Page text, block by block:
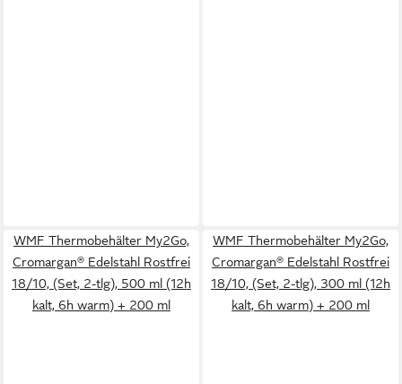
WMF Thermobehälter My2Go,
Cromargan® Edelstahl Rostfrei
18/10, (Set, 2-tlg), 500 ml (12h
kalt, 6h warm) + 200 ml
WMF Thermobehälter My2Go,
Cromargan® Edelstahl Rostfrei
18/10, (Set, 2-tlg), 300 ml (12h
kalt, 6h warm) + 200 ml